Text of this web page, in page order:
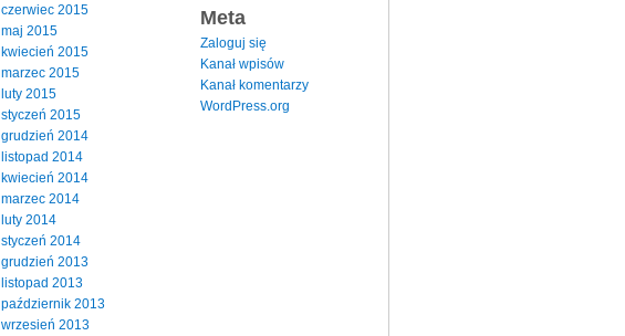
czerwiec 2015
maj 2015
kwiecień 2015
marzec 2015
luty 2015
styczeń 2015
grudzień 2014
listopad 2014
kwiecień 2014
marzec 2014
luty 2014
styczeń 2014
grudzień 2013
listopad 2013
październik 2013
wrzesień 2013
Meta
Zaloguj się
Kanał wpisów
Kanał komentarzy
WordPress.org